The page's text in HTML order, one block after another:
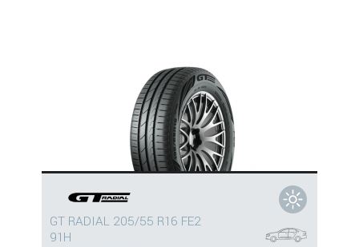
GT RADIAL 205/55 R16 FE2
91H